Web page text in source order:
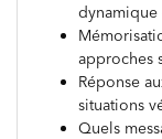
approches
Réponse
situations
Quels